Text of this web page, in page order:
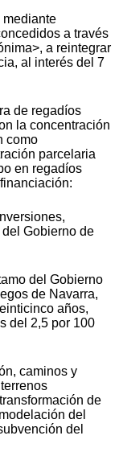
mediante
a través
a reintegrar
al interés del 7
de regadíos
la concentración
como
parcelaria
en regadíos
Gobierno de
del Gobierno
de Navarra,
años,
del 2,5 por 100
caminos y
de
del
del